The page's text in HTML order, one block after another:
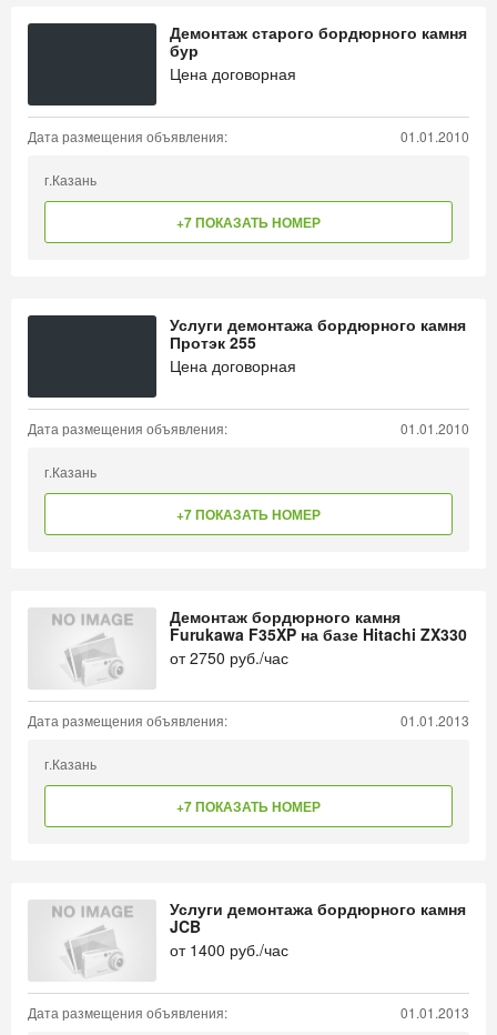
Демонтаж старого бордюрного камня
бур
Цена договорная
Дата размещения объявления: 01.01.2010
г.Казань
+7 ПОКАЗАТЬ НОМЕР
Услуги демонтажа бордюрного камня
Протэк 255
Цена договорная
Дата размещения объявления: 01.01.2010
г.Казань
+7 ПОКАЗАТЬ НОМЕР
Демонтаж бордюрного камня
Furukawa F35XP на базе Hitachi ZX330
от2750 руб./час
Дата размещения объявления: 01.01.2013
г.Казань
+7 ПОКАЗАТЬ НОМЕР
Услуги демонтажа бордюрного камня
JCB
от 1400 руб./час
Дата размещения объявления: 01.01.2013